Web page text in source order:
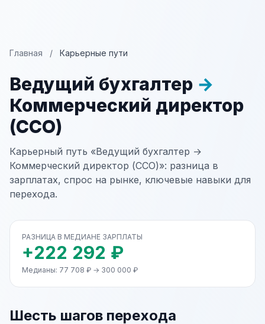
Главная / Карьерные пути
Ведущий бухгалтер →
Коммерческий директор
(CCO)
Карьерный путь «Ведущий бухгалтер →
Коммерческий директор (CCO)»: разница в
зарплатах, спрос на рынке, ключевые навыки для
перехода.
РАЗНИЦА В МЕДИАНЕ ЗАРПЛАТЫ
+222 292 ₽
Медианы: 77 708 ₽ → 300 000 ₽
Шесть шагов перехода